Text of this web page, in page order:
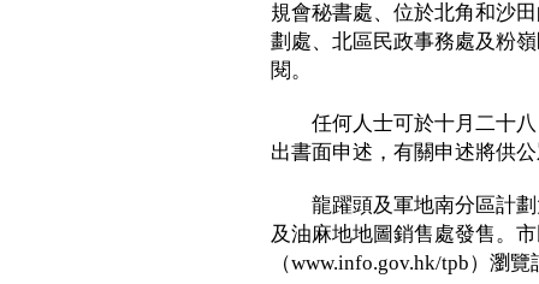
規會秘書處、位於北角和沙
劃處、北區民政事務處及粉
閱。
任何人士可於十月二十八
出書面申述，有關申述將供
龍躍頭及軍地南分區計劃
及油麻地地圖銷售處發售。
（www.info.gov.hk/tpb）瀏